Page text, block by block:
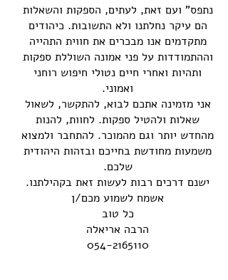
נתפס" ועם זאת, לעתים, הספקות והשאלות
הם עיקר נחלתנו ולא התשובות. כיהודים
מתקדמים אנו מבכרים את חווית התהייה
וההתמודדות על פני אמונה השוללת ספקות
ותהיות ואחרי חיים נטולי חיפוש רוחני
ואמוני.
אני מזמינה אתכם לבוא, להתקשר, לשאול
שאלות ולהטיל ספקות. לחוות, להנות
מהחדש יותר וגם מהמוכר. להתחבר ולמצוא
משמעות מחודשת בחייכם ובזהות היהודית
שלכם.
ישנם דרכים רבות לעשות זאת בקהילתנו.
אשמח לשמוע מכם/ן
כל טוב
הרבה אריאלה
054-2165110